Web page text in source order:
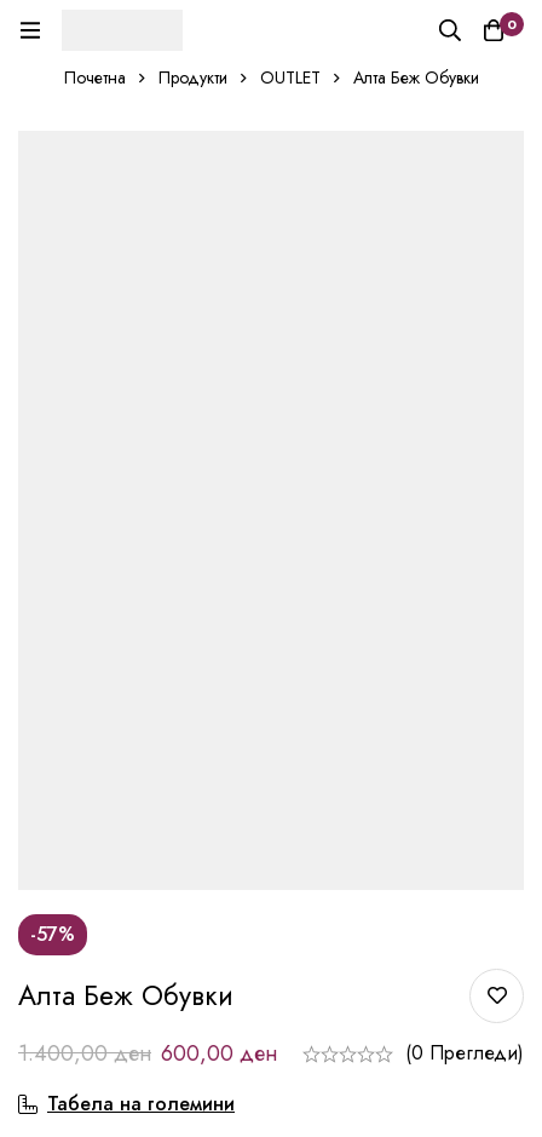
0
Почетна Продукти OUTLET Алта Беж Обувки
-57%
Алта Беж Обувки
1.400,00ден 600,00 ден
(0 Прегледи)
Табела на големини